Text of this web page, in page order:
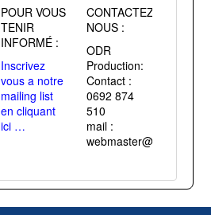
CONTACTEZ
NOUS :
ODR
Production:
Contact :
0692 874
510
mail :
POUR VOUS
TENIR
INFORMÉ :
Inscrivez
vous a notre
mailing list
en cliquant
ici …